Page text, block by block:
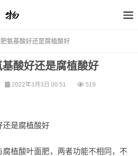
氨基酸好还是腐植酸好
酸好还是腐植酸好
2022年3月3日 00:51 519
植酸叶面肥，两者功能不相同，不